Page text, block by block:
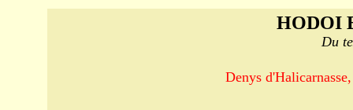
HODOI
Du
Denys